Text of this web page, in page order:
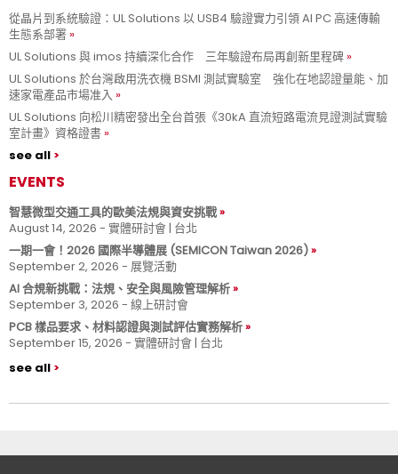
從晶片到系統驗證：UL Solutions 以 USB4 驗證實力引領 AI PC 高速傳輸
生態系部署
UL Solutions 與 imos 持續深化合作 三年驗證布局再創新里程碑
UL Solutions 於台灣啟用洗衣機 BSMI 測試實驗室 強化在地認證量能、加
速家電產品市場准入
UL Solutions 向松川精密發出全台首張《30kA 直流短路電流見證測試實驗
室計畫》資格證書
see all
EVENTS
智慧微型交通工具的歐美法規與資安挑戰
August 14, 2026 - 實體研討會 | 台北
一期一會！2026 國際半導體展 (SEMICON Taiwan 2026)
September 2, 2026 - 展覽活動
AI 合規新挑戰：法規、安全與風險管理解析
September 3, 2026 - 線上研討會
PCB 樣品要求、材料認證與測試評估實務解析
September 15, 2026 - 實體研討會 | 台北
see all